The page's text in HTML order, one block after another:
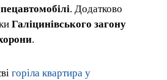
. Додатково
Галіцинівського загону
.
горіла квартира у